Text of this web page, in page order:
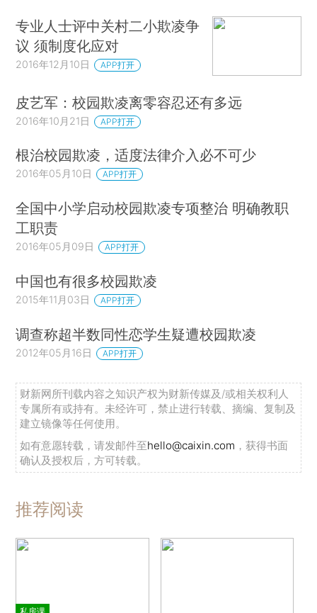
专业人士评中关村二小欺凌争
议 须制度化应对
2016年12月10日 APP打开
皮艺军：校园欺凌离零容忍还有多远
2016年10月21日 APP打开
根治校园欺凌，适度法律介入必不可少
2016年05月10日 APP打开
全国中小学启动校园欺凌专项整治 明确教职
工职责
2016年05月09日 APP打开
中国也有很多校园欺凌
2015年11月03日 APP打开
调查称超半数同性恋学生疑遭校园欺凌
2012年05月16日 APP打开
财新网所刊载内容之知识产权为财新传媒及/或相关权利人
专属所有或持有。未经许可，禁止进行转载、摘编、复制及
建立镜像等任何使用。
如有意愿转载，请发邮件至hello@caixin.com ，获得书面
确认及授权后，方可转载。
推荐阅读